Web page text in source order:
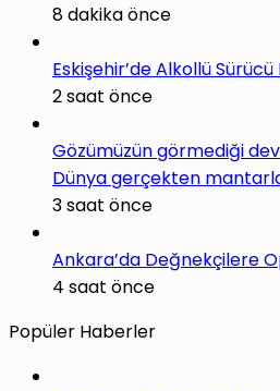
8 dakika önce
Eskişehir’de Alkollü
2 saat önce
Gözümüzün görmediği
Dünya gerçekten
3 saat önce
Ankara’da Değnekçilere
4 saat önce
Popüler Haberler